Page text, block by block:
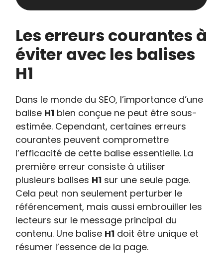
Les erreurs courantes à
éviter avec les balises
H1
Dans le monde du SEO, l’importance d’une
balise H1 bien conçue ne peut être sous-
estimée. Cependant, certaines erreurs
courantes peuvent compromettre
l’efficacité de cette balise essentielle. La
première erreur consiste à utiliser
plusieurs balises H1 sur une seule page.
Cela peut non seulement perturber le
référencement, mais aussi embrouiller les
lecteurs sur le message principal du
contenu. Une balise H1 doit être unique et
résumer l’essence de la page.